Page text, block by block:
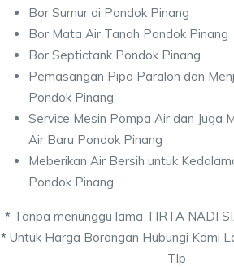
Bor Sumur di Pondok Pinang
Bor Mata Air Tanah Pondok Pinang
Bor Septictank Pondok Pinang
Pemasangan Pipa Paralon dan
Pondok Pinang
Service Mesin Pompa Air dan Juga
Air Baru Pondok Pinang
Meberikan Air Bersih untuk
Pondok Pinang
* Tanpa menunggu lama TIRTA NADI
* Untuk Harga Borongan Hubungi Kami
Tlp